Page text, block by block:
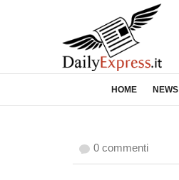
HOME NEWS
0 commenti